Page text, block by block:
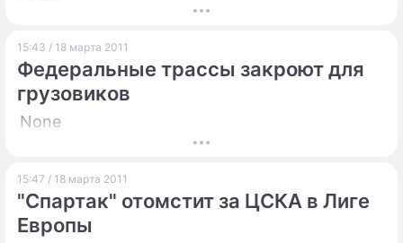
15:43 / 18 марта 2011
Федеральные трассы закроют для
грузовиков
None
15:47 / 18 марта 2011
"Спартак" отомстит за ЦСКА в Лиге
Европы